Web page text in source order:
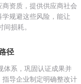
资质，提供供应商社会
规避这些风险，能让
损耗。
径
体系，巩固认证成果并
导企业制定明确整改计